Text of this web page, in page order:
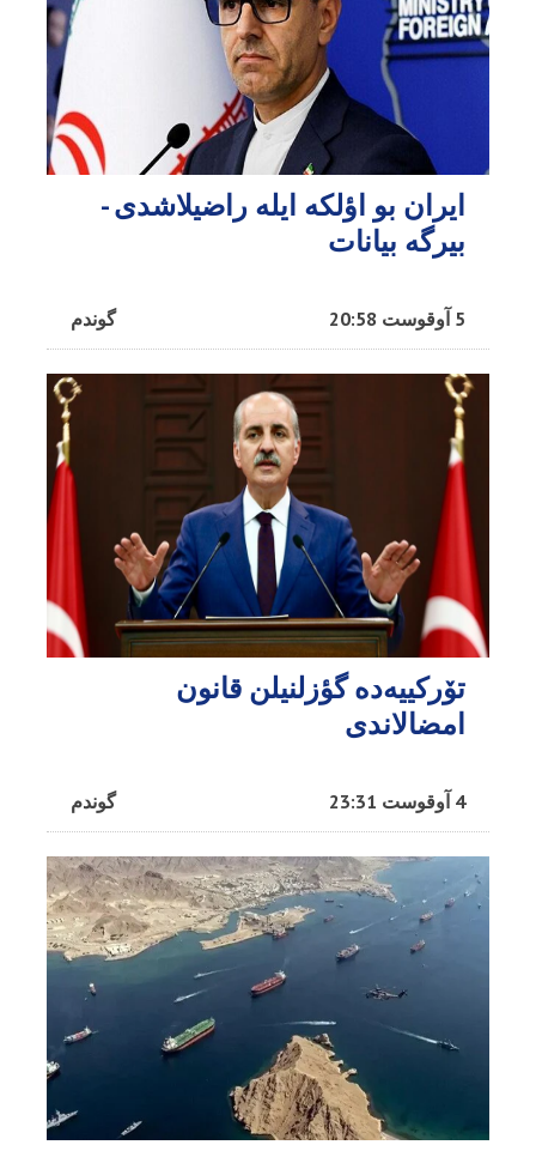
ایران بو اؤلکه ایله راضیلاشدی -
بیرگه بیانات
گوندم 5 آوقوست 20:58
تۆرکییه‌ده گؤزلنیلن قانون
امضالاندی
گوندم 4 آوقوست 23:31